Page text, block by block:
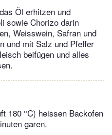
Öl erhitzen und
sowie Chorizo darin
Weisswein, Safran und
und mit Salz und Pfeffer
beifügen und alles
180 °C) heissen Backofen
garen.